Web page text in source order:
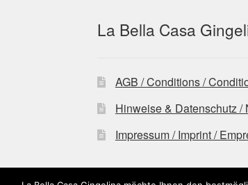
La Bella Casa
AGB / Conditions /
Hinweise & Datenschutz /
Impressum / Imprint /